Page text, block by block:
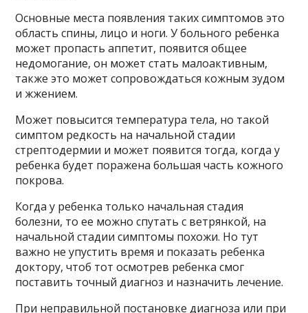
Основные места появления таких симптомов это
область спины, лицо и ноги. У больного ребенка
может пропасть аппетит, появится общее
недомогание, он может стать малоактивным,
также это может сопровождаться кожным зудом
и жжением.
Может повысится температура тела, но такой
симптом редкость на начальной стадии
стрептодермии и может появится тогда, когда у
ребенка будет поражена большая часть кожного
покрова.
Когда у ребенка только начальная стадия
болезни, то ее можно спутать с ветрянкой, на
начальной стадии симптомы похожи. Но тут
важно не упустить время и показать ребенка
доктору, чтоб тот осмотрев ребенка смог
поставить точный диагноз и назначить лечение.
При неправильной постановке диагноза или при